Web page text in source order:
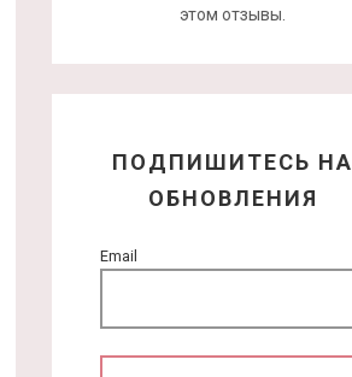
этом отзывы.
ПОДПИШИТЕСЬ НА
ОБНОВЛЕНИЯ
Email